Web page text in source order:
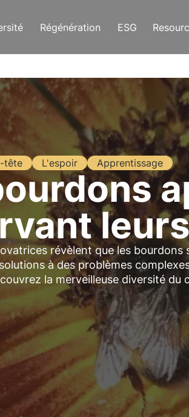
Régénération ESG
tête L'espoir Apprentissage
révèlent que les
à des problèmes
la merveilleuse diversité